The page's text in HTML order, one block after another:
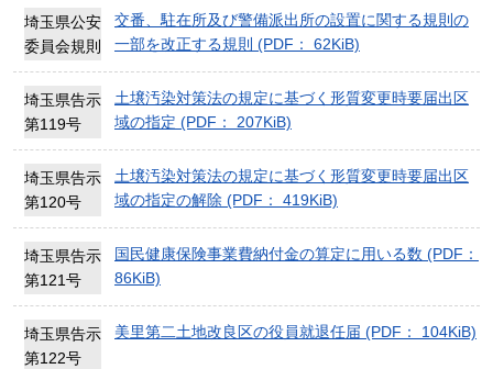
埼玉県公安
委員会規則
交番、駐在所及び警備派出所の設置に関する規則の
一部を改正する規則 (PDF： 62KiB)
埼玉県告示
第119号
土壌汚染対策法の規定に基づく形質変更時要届出区
域の指定 (PDF： 207KiB)
埼玉県告示
第120号
土壌汚染対策法の規定に基づく形質変更時要届出区
域の指定の解除 (PDF： 419KiB)
埼玉県告示
第121号
国民健康保険事業費納付金の算定に用いる数 (PDF：
86KiB)
埼玉県告示
第122号
美里第二土地改良区の役員就退任届 (PDF： 104KiB)